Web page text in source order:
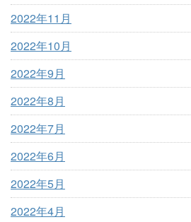
2022年11月
2022年10月
2022年9月
2022年8月
2022年7月
2022年6月
2022年5月
2022年4月